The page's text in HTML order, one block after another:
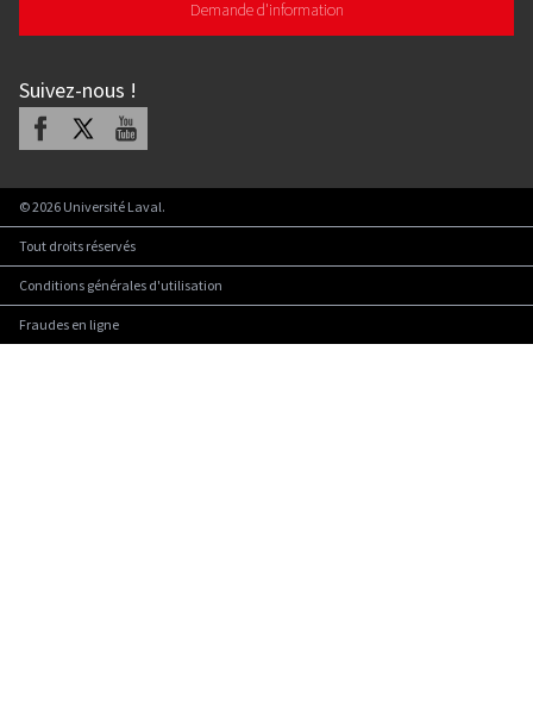
Demande d'information
Suivez-nous !
Facebook Youtube
©2026 Université Laval.
Tout droits réservés
Conditions générales d'utilisation
Fraudes en ligne